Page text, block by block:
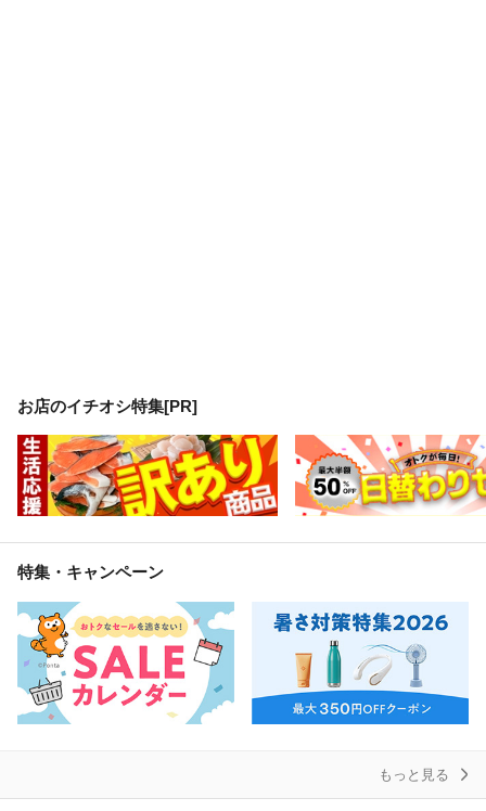
お店のイチオシ特集[PR]
特集・キャンペーン
もっと見る